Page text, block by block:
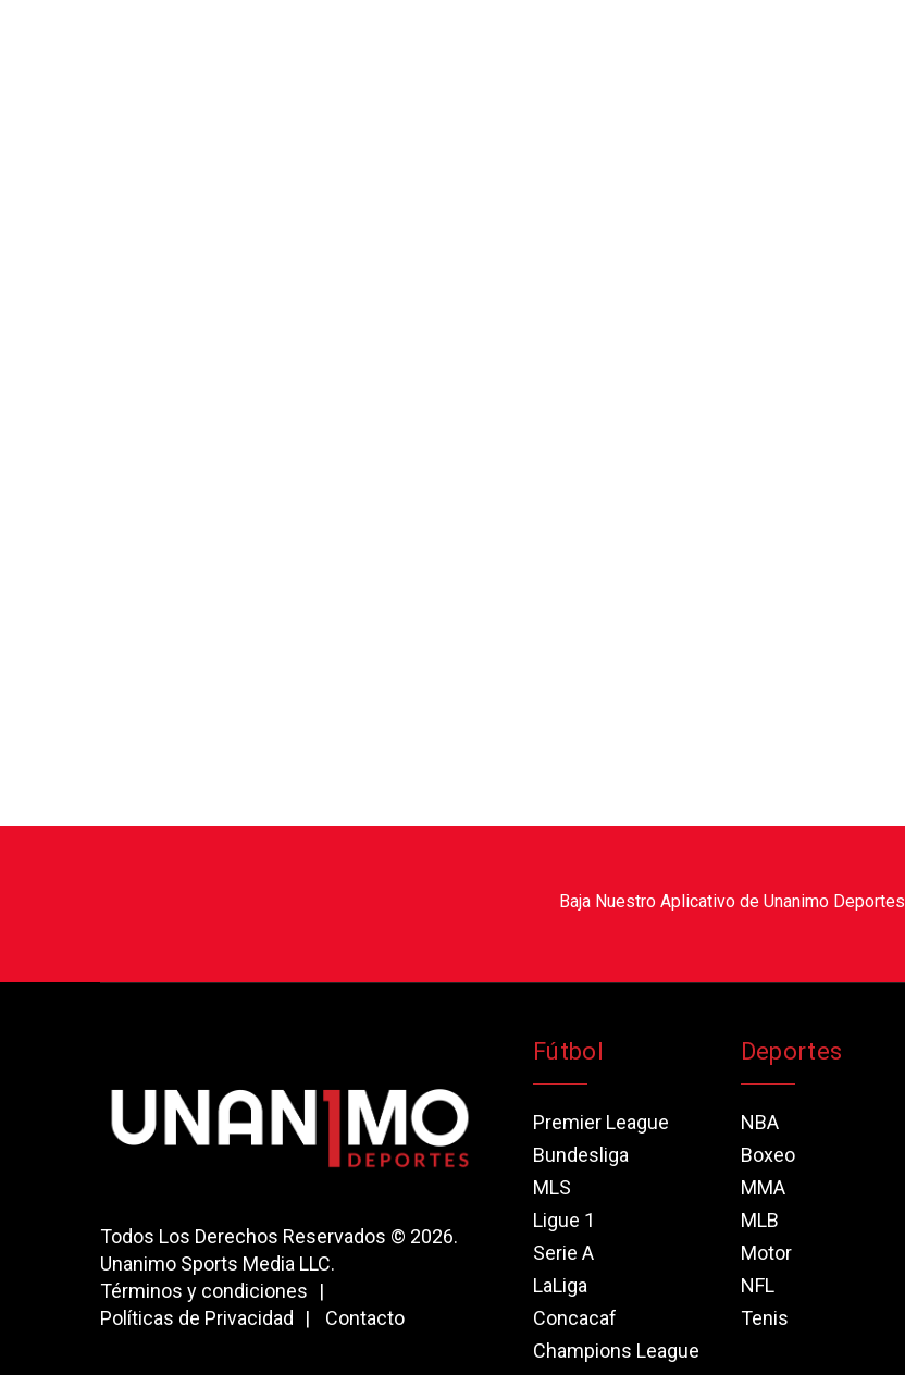
Baja Nuestro Aplicativo de Unanimo Deportes
Todos Los Derechos Reservados © 2026.
Unanimo Sports Media LLC.
Términos y condiciones
Políticas de Privacidad
Contacto
Fútbol
Premier League
Bundesliga
MLS
Ligue 1
Serie A
LaLiga
Concacaf
Champions League
Deportes
NBA
Boxeo
MMA
MLB
Motor
NFL
Tenis